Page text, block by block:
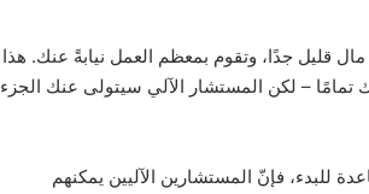
مال قليل جدًا، وتقوم بمعظم العمل نيابةً عنك. هذا
تمامًا – لكن المستشار الآلي سيتولى عنك الجزء
للبدء، فإنّ المستشارين الآليين يمكنهم